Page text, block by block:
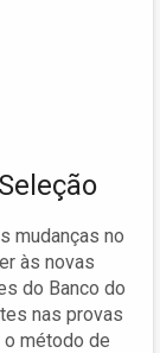
mudanças no
às novas
do Banco do
nas provas
o método de